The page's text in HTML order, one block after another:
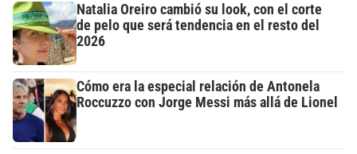
Natalia Oreiro cambió su look, con el corte
de pelo que será tendencia en el resto del
2026
Cómo era la especial relación de Antonela
Roccuzzo con Jorge Messi más allá de Lionel